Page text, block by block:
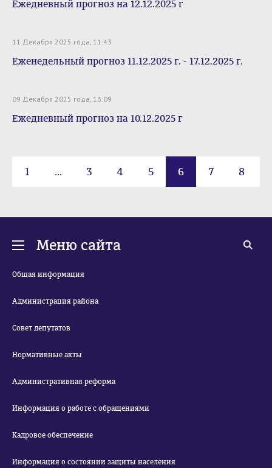
Ежедневный прогноз на 12.12.2025 г
11 Декабря 2025 года, 11:43
Еженедельный прогноз 11.12.2025 г. - 17.12.2025 г.
09 Декабря 2025 года, 13:09
Ежедневный прогноз на 10.12.2025 г
1 ... 3 4 5 6 7 8
Меню сайта
Общая информация
Администрация района
Совет депутатов
Нормативные акты
Административная реформа
Информация о работе с обращениями
Кадровое обеспечение
Информация о состоянии защиты населения